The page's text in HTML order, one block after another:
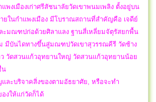
พงเมืองเก่าศรีสัชนาลัยวัดเขาพนมเพลิง ตั้งอยู่บน
ยในกำแพงเมือง มีโบราณสถานที่สำคัญคือ เจดีย์
ะมณฑปก่อด้วยศิลาแลง ฐานสี่เหลี่ยมจัตุรัสยกพื้น
มีบันไดทางขึ้นสู่มณฑปวัดเขาสุวรรณคีรี วัดช้าง
ว วัดสวนแก้วอุทยานใหญ่ วัดสวนแก้วอุทยานน้อย
น
ละบริจาคสิ่งของตามอัธยาศัย, หรือจะทำ
งให้แก่วัดก็ได้